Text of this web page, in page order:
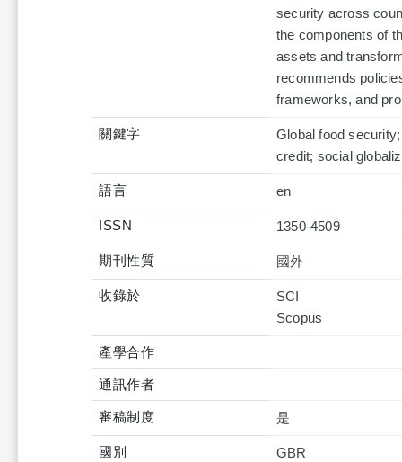
security across
the components of
assets and
recommends
frameworks, and
關鍵字
Global food
credit; social
語言 en
ISSN 1350-4509
期刊性質 國外
收錄於
SCI
產學合作
通訊作者
審稿制度 是
國別 GBR